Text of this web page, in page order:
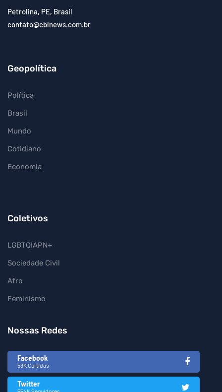
Petrolina, PE, Brasil
contato@cblnews.com.br
Geopolítica
Política
Brasil
Mundo
Cotidiano
Economia
Coletivos
LGBTQIAPN+
Sociedade Civil
Afro
Feminismo
Nossas Redes
Facebook
53K Curtidas
Twitter